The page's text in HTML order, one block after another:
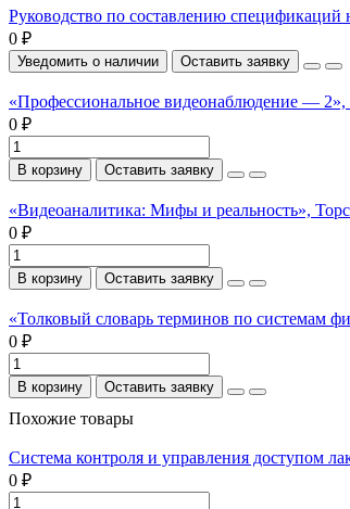
Руководство по составлению
0 ₽
Уведомить о наличии Оставить заявку
«Профессиональное видеонаблюдение — 2»,
0 ₽
В корзину Оставить заявку
«Видеоаналитика: Мифы и реальность»,
0 ₽
В корзину Оставить заявку
«Толковый словарь терминов по системам
0 ₽
В корзину Оставить заявку
Похожие товары
Система контроля и управления доступом
0 ₽